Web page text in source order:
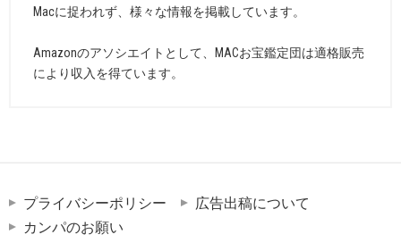
Macに捉われず、様々な情報を掲載しています。
Amazonのアソシエイトとして、MACお宝鑑定団は適格販売
により収入を得ています。
プライバシーポリシー
広告出稿について
カンパのお願い